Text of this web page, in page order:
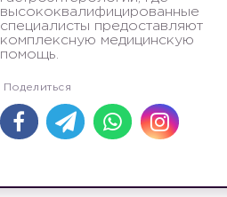
высококвалифицированные
специалисты предоставляют
комплексную медицинскую
помощь.